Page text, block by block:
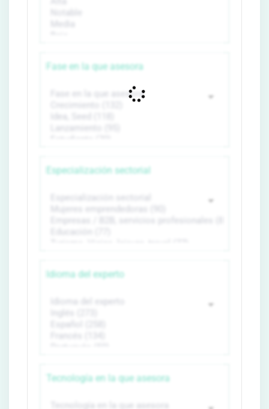
Fase en la que asesora
Especialización sectorial
Idioma del experto
Tecnología en la que asesora